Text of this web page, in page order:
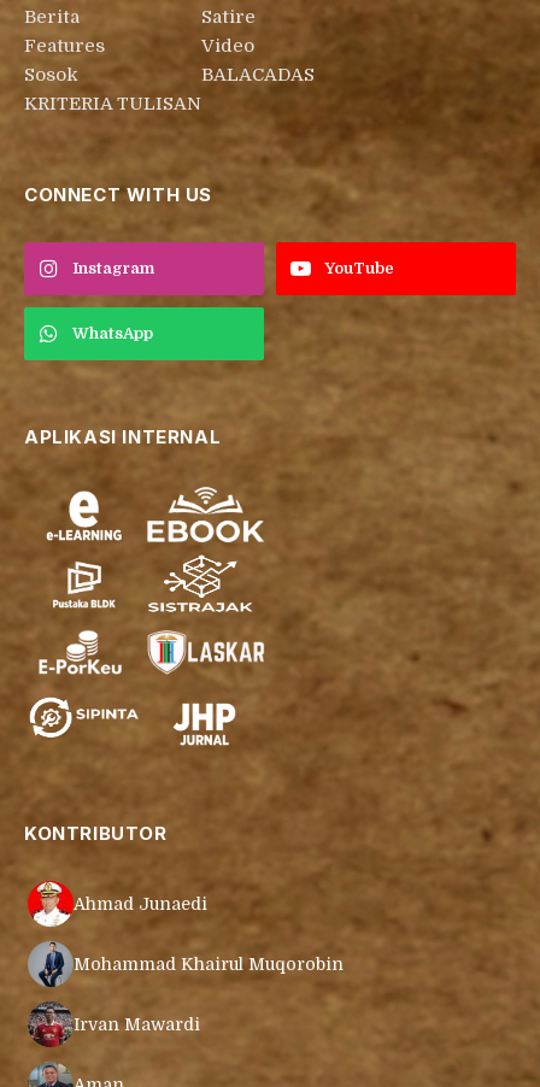
Berita
Features
Sosok
KRITERIA TULISAN
Satire
Video
BALACADAS
CONNECT WITH US
Instagram YouTube
WhatsApp
APLIKASI INTERNAL
KONTRIBUTOR
Ahmad Junaedi
Mohammad Khairul Muqorobin
Irvan Mawardi